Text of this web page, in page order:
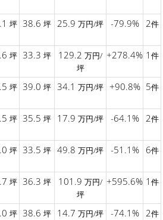
坪 38.6 坪 25.9 万円/坪 -79.9% 2件
坪 33.3 坪 129.2 万円/
坪
+278.4% 1 件
坪 39.0 坪 34.1 万円/坪 +90.8% 5件
坪 35.5 坪 17.9 万円/坪 -64.1% 2件
坪 33.5 坪 49.8 万円/坪 -51.1% 6件
坪 36.3 坪 101.9 万円/
坪
+595.6% 1 件
坪 38.6 坪 14.7 万円/坪 -74.1% 2件